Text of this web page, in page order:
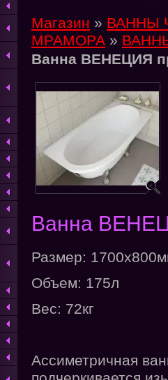
Магазин » ВАННЫ
МРАМОРА »
Ванна ВЕНЕЦИЯ
Ванна
Размер:
Объем: 175л
Вес: 72кг
Ассиметричная